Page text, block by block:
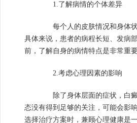
1.了解病情的个体差异
每个人的皮肤情况和身体状
具体来说，患者的病程长短、发病
前，了解自身的病情特点是非常重
2.考虑心理因素的影响
除了身体层面的症状，白癜
态没有得到足够的关注，可能会影
选择治疗方案时，兼顾心理健康是